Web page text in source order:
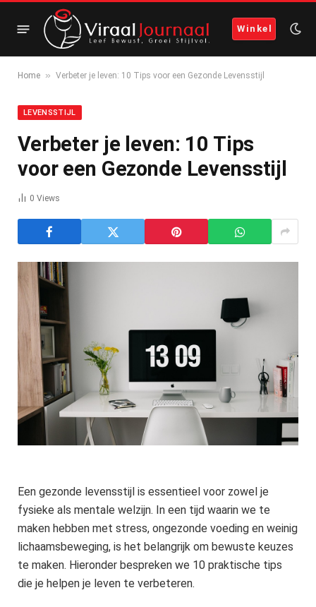
Winkel
Home » Verbeter je leven: 10 Tips voor een Gezonde Levensstijl
LEVENSSTIJL
Verbeter je leven: 10 Tips
voor een Gezonde Levensstijl
0 Views
Een gezonde levensstijl is essentieel voor zowel je
fysieke als mentale welzijn. In een tijd waarin we te
maken hebben met stress, ongezonde voeding en weinig
lichaamsbeweging, is het belangrijk om bewuste keuzes
te maken. Hieronder bespreken we 10 praktische tips
die je helpen je leven te verbeteren.